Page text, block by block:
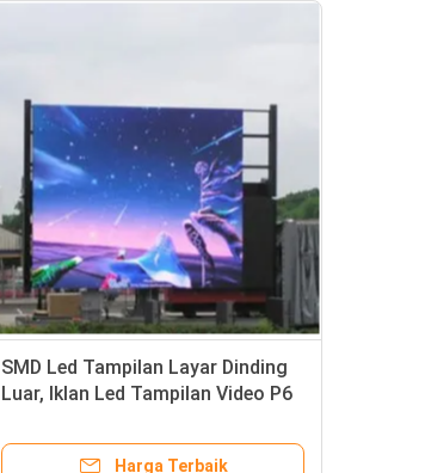
SMD Led Tampilan Layar Dinding
Luar, Iklan Led Tampilan Video P6
Harga Terbaik